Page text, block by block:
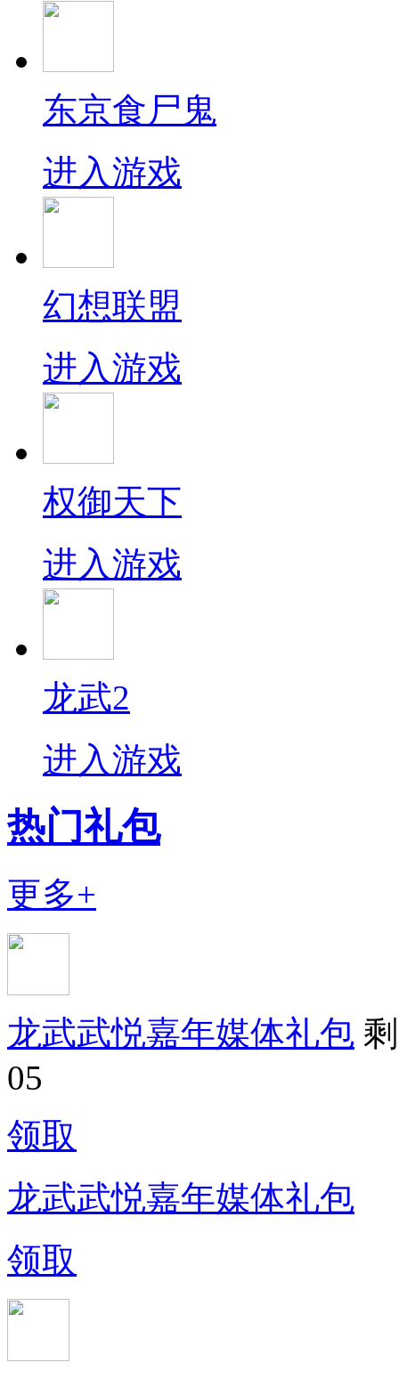
东京食尸鬼
进入游戏
幻想联盟
进入游戏
权御天下
进入游戏
龙武2
进入游戏
热门礼包
更多+
龙武武悦嘉年媒体礼包
05
领取
龙武武悦嘉年媒体礼包
领取